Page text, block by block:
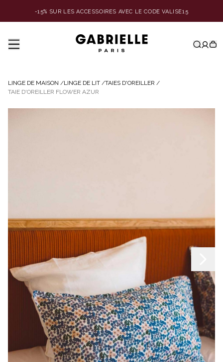
-15% SUR LES ACCESSOIRES AVEC LE CODE VALISE15
LINGE DE MAISON /LINGE DE LIT /TAIES D'OREILLER /
TAIE D'OREILLER FLOWER AZUR